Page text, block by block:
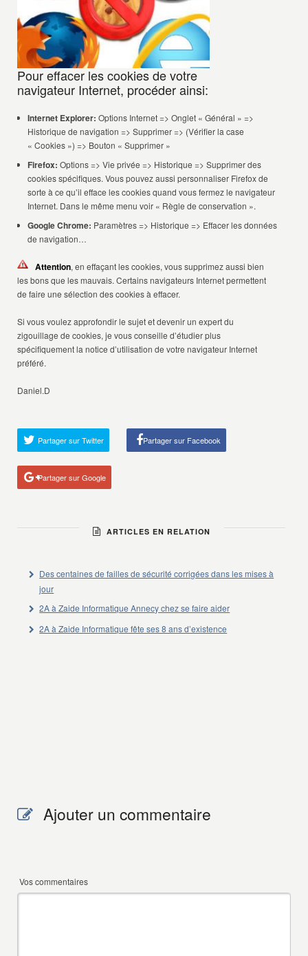
Pour effacer les cookies de votre
navigateur Internet, procéder ainsi:
Internet Explorer: Options Internet => Onglet « Général » =>
Historique de navigation => Supprimer => (Vérifier la case
« Cookies ») => Bouton « Supprimer »
Firefox: Options => Vie privée => Historique => Supprimer des
cookies spécifiques. Vous pouvez aussi personnaliser Firefox de
sorte à ce qu’il efface les cookies quand vous fermez le navigateur
Internet. Dans le même menu voir « Règle de conservation ».
Google Chrome: Paramètres => Historique => Effacer les données
de navigation…
Attention, en effaçant les cookies, vous supprimez aussi bien
les bons que les mauvais. Certains navigateurs Internet permettent
de faire une sélection des cookies à effacer.
Si vous voulez approfondir le sujet et devenir un expert du
zigouillage de cookies, je vous conseille d’étudier plus
spécifiquement la notice d’utilisation de votre navigateur Internet
préféré.
Daniel.D
Partager sur Twitter Partager sur Facebook
Partager sur Google
ARTICLES EN RELATION
Des centaines de failles de sécurité corrigées dans les mises à
jour
2A à Zaide Informatique Annecy chez se faire aider
2A à Zaide Informatique fête ses 8 ans d’existence
Ajouter un commentaire
Vos commentaires